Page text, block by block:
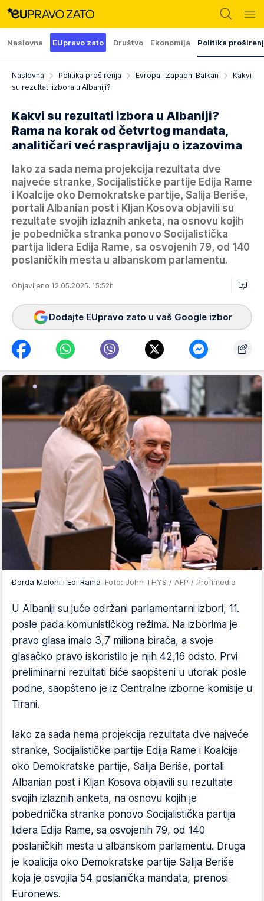
Naslovna EUpravo zato Društvo Ekonomija Politika
Naslovna Politika proširenja Evropa i Zapadni Balkan
Kakvi
su rezultati izbora u Albaniji?
Kakvi su rezultati izbora u Albaniji?
Rama na korak od četvrtog mandata,
analitičari već raspravljaju o izazovima
Iako za sada nema projekcija rezultata dve
najveće stranke, Socijalističke partije Edija Rame
i Koalcije oko Demokratske partije, Salija Beriše,
portali Albanian post i Kljan Kosova objavili su
rezultate svojih izlaznih anketa, na osnovu kojih
je pobednička stranka ponovo Socijalistička
partija lidera Edija Rame, sa osvojenih 79, od 140
poslaničkih mesta u albanskom parlamentu.
Objavljeno 12.05.2025. 15:52h
Dodajte EUpravo zato u vaš Google izbor
Đorđa Meloni i Edi Rama Foto: John THYS / AFP / Profimedia
U Albaniji su juče održani parlamentarni izbori, 11.
posle pada komunističkog režima. Na izborima je
pravo glasa imalo 3,7 miliona birača, a svoje
glasačko pravo iskoristilo je njih 42,16 odsto. Prvi
preliminarni rezultati biće saopšteni u utorak posle
podne, saopšteno je iz Centralne izborne komisije u
Tirani.
Iako za sada nema projekcija rezultata dve najveće
stranke, Socijalističke partije Edija Rame i Koalcije
oko Demokratske partije, Salija Beriše, portali
Albanian post i Kljan Kosova objavili su rezultate
svojih izlaznih anketa, na osnovu kojih je
pobednička stranka ponovo Socijalistička partija
lidera Edija Rame, sa osvojenih 79, od 140
poslaničkih mesta u albanskom parlamentu. Druga
je koalicija oko Demokratske partije Salija Beriše
koja je osvojila 54 poslanička mandata, prenosi
Euronews.